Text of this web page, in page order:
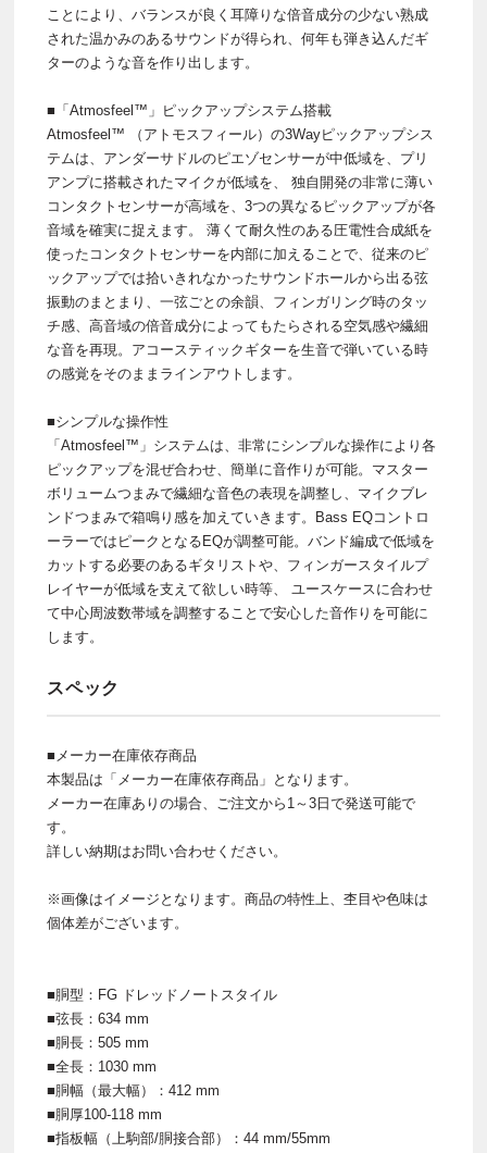
ことにより、バランスが良く耳障りな倍音成分の少ない熟成
された温かみのあるサウンドが得られ、何年も弾き込んだギ
ターのような音を作り出します。
■「Atmosfeel™」ピックアップシステム搭載
Atmosfeel™ （アトモスフィール）の3Wayピックアップシス
テムは、アンダーサドルのピエゾセンサーが中低域を、プリ
アンプに搭載されたマイクが低域を、 独自開発の非常に薄い
コンタクトセンサーが高域を、3つの異なるピックアップが各
音域を確実に捉えます。 薄くて耐久性のある圧電性合成紙を
使ったコンタクトセンサーを内部に加えることで、従来のピ
ックアップでは拾いきれなかったサウンドホールから出る弦
振動のまとまり、一弦ごとの余韻、フィンガリング時のタッ
チ感、高音域の倍音成分によってもたらされる空気感や繊細
な音を再現。アコースティックギターを生音で弾いている時
の感覚をそのままラインアウトします。
■シンプルな操作性
「Atmosfeel™」システムは、非常にシンプルな操作により各
ピックアップを混ぜ合わせ、簡単に音作りが可能。マスター
ボリュームつまみで繊細な音色の表現を調整し、マイクブレ
ンドつまみで箱鳴り感を加えていきます。Bass EQコントロ
ーラーではピークとなるEQが調整可能。バンド編成で低域を
カットする必要のあるギタリストや、フィンガースタイルプ
レイヤーが低域を支えて欲しい時等、 ユースケースに合わせ
て中心周波数帯域を調整することで安心した音作りを可能に
します。
スペック
■メーカー在庫依存商品
本製品は「メーカー在庫依存商品」となります。
メーカー在庫ありの場合、ご注文から1～3日で発送可能で
す。
詳しい納期はお問い合わせください。
※画像はイメージとなります。商品の特性上、杢目や色味は
個体差がございます。
■胴型：FG ドレッドノートスタイル
■弦長：634 mm
■胴長：505 mm
■全長：1030 mm
■胴幅（最大幅）：412 mm
■胴厚100-118 mm
■指板幅（上駒部/胴接合部）：44 mm/55mm